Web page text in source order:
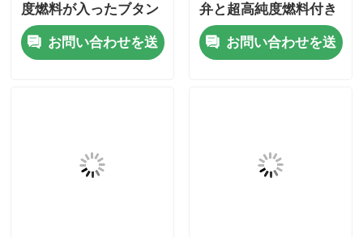
品質管理
度燃料が入ったブタン
ガスキャニスター
お問い合わせを送
弁と超高純度燃料付き
（アウトドアクッキン
グ用）お問い合わせを送